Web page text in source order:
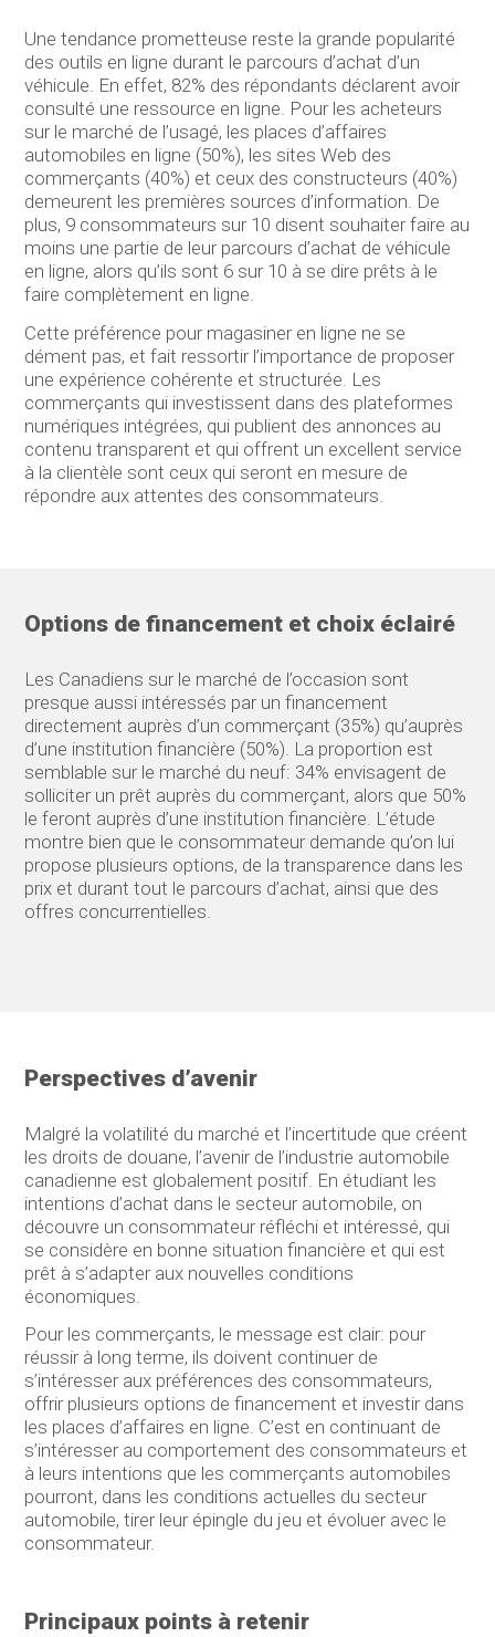
Une tendance prometteuse reste la grande popularité
des outils en ligne durant le parcours d’achat d’un
véhicule. En effet, 82% des répondants déclarent avoir
consulté une ressource en ligne. Pour les acheteurs
sur le marché de l’usagé, les places d’affaires
automobiles en ligne (50%), les sites Web des
commerçants (40%) et ceux des constructeurs (40%)
demeurent les premières sources d’information. De
plus, 9 consommateurs sur 10 disent souhaiter faire au
moins une partie de leur parcours d’achat de véhicule
en ligne, alors qu’ils sont 6 sur 10 à se dire prêts à le
faire complètement en ligne.
Cette préférence pour magasiner en ligne ne se
dément pas, et fait ressortir l’importance de proposer
une expérience cohérente et structurée. Les
commerçants qui investissent dans des plateformes
numériques intégrées, qui publient des annonces au
contenu transparent et qui offrent un excellent service
à la clientèle sont ceux qui seront en mesure de
répondre aux attentes des consommateurs.
Options de financement et choix éclairé
Les Canadiens sur le marché de l’occasion sont
presque aussi intéressés par un financement
directement auprès d’un commerçant (35%) qu’auprès
d’une institution financière (50%). La proportion est
semblable sur le marché du neuf: 34% envisagent de
solliciter un prêt auprès du commerçant, alors que 50%
le feront auprès d’une institution financière. L’étude
montre bien que le consommateur demande qu’on lui
propose plusieurs options, de la transparence dans les
prix et durant tout le parcours d’achat, ainsi que des
offres concurrentielles.
Perspectives d’avenir
Malgré la volatilité du marché et l’incertitude que créent
les droits de douane, l’avenir de l’industrie automobile
canadienne est globalement positif. En étudiant les
intentions d’achat dans le secteur automobile, on
découvre un consommateur réfléchi et intéressé, qui
se considère en bonne situation financière et qui est
prêt à s’adapter aux nouvelles conditions
économiques.
Pour les commerçants, le message est clair: pour
réussir à long terme, ils doivent continuer de
s’intéresser aux préférences des consommateurs,
offrir plusieurs options de financement et investir dans
les places d’affaires en ligne. C’est en continuant de
s’intéresser au comportement des consommateurs et
à leurs intentions que les commerçants automobiles
pourront, dans les conditions actuelles du secteur
automobile, tirer leur épingle du jeu et évoluer avec le
consommateur.
Principaux points à retenir